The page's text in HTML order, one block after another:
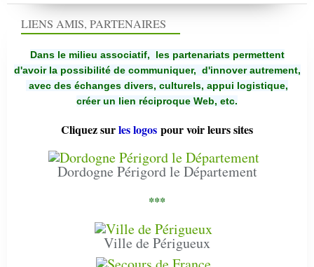
LIENS AMIS, PARTENAIRES
Dans le milieu associatif, les partenariats permettent
d'avoir la possibilité de communiquer, d'innover autrement,
avec des échanges divers, culturels, appui logistique,
créer un lien réciproque Web, etc.
Cliquez surles logos pour voir leurs sites
Dordogne Périgord le Département
***
Ville de Périgueux